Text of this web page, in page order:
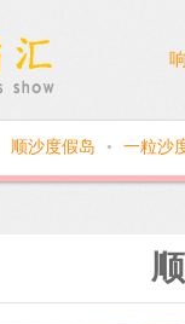
顺沙度假岛 ● 一粒沙